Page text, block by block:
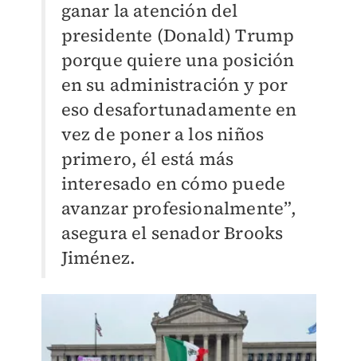
ganar la atención del
presidente (Donald) Trump
porque quiere una posición
en su administración y por
eso desafortunadamente en
vez de poner a los niños
primero, él está más
interesado en cómo puede
avanzar profesionalmente”,
asegura el senador Brooks
Jiménez.